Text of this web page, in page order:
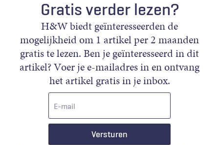
Gratis verder lezen?
H&W biedt geïnteresseerden de
mogelijkheid om 1 artikel per 2 maanden
gratis te lezen. Ben je geïnteresseerd in dit
artikel? Voer je e-mailadres in en ontvang
het artikel gratis in je inbox.